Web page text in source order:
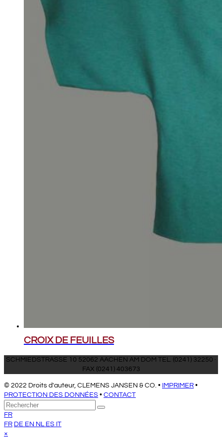
CROIX DE FEUILLES
SCHMIEDSTRASSE 10 52062 AACHEN AM DOM TEL. (0241) 32250 ·
FAX (0241) 403673
© 2022 Droits d'auteur, CLEMENS JANSEN & CO. • IMPRIMER •
PROTECTION DES DONNÉES • CONTACT
Retour
au
sommet
Rechercher
Envoyer
FR
FR DE EN NL ES IT
×